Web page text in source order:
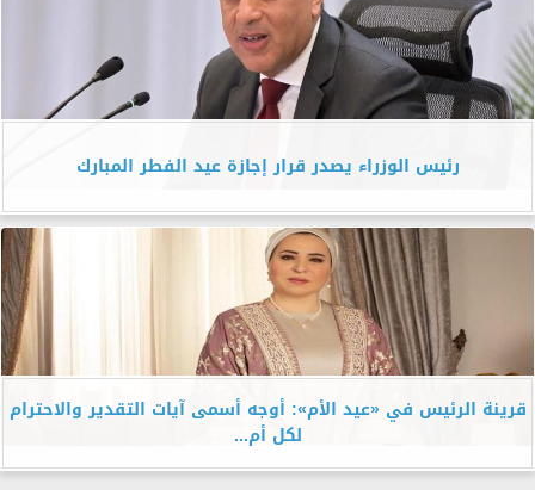
رئيس الوزراء يصدر قرار إجازة عيد الفطر المبارك
قرينة الرئيس في «عيد الأم»: أوجه أسمى آيات التقدير والاحترام
لكل أم...